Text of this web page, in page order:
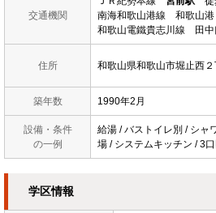
交通機関
南海和歌山港線 和歌山
和歌山電鐵貴志川線 田
住所 和歌山県和歌山市堀止西２
築年数 1990年2月
設備・条件
の一例
給湯 / バストイレ別 / シャ
場 / システムキッチン / 3
学区情報